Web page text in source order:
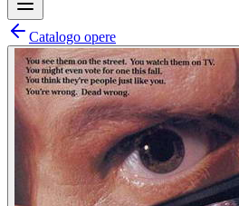
Catalogo opere